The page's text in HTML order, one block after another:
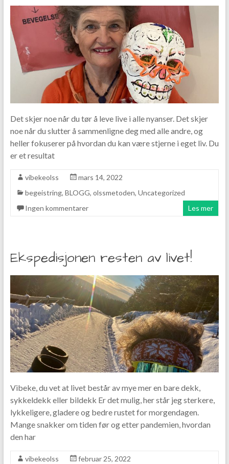
Det skjer noe når du tør å leve live i alle nyanser. Det skjer
noe når du slutter å sammenligne deg med alle andre, og
heller fokuserer på hvordan du kan være stjerne i eget liv. Du
er et resultat
vibekeolss
mars 14, 2022
begeistring, BLOGG, olssmetoden, Uncategorized
Ingen kommentarer
Les mer
Ekspedisjonen resten av livet!
Vibeke, du vet at livet består av mye mer en bare dekk,
sykkeldekk eller bildekk Er det mulig, her står jeg sterkere,
lykkeligere, gladere og bedre rustet for morgendagen.
Mange snakker om tiden før og etter pandemien, hvordan
den har
vibekeolss
februar 25, 2022